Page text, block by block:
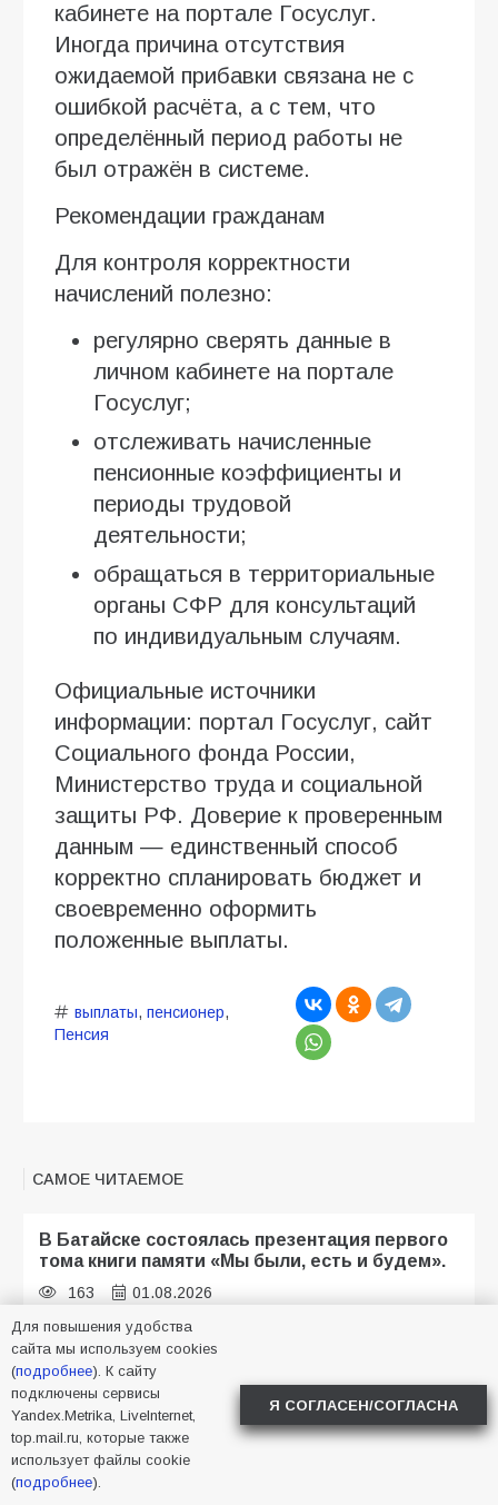
кабинете на портале Госуслуг.
Иногда причина отсутствия
ожидаемой прибавки связана не с
ошибкой расчёта, а с тем, что
определённый период работы не
был отражён в системе.
Рекомендации гражданам
Для контроля корректности
начислений полезно:
регулярно сверять данные в
личном кабинете на портале
Госуслуг;
отслеживать начисленные
пенсионные коэффициенты и
периоды трудовой
деятельности;
обращаться в территориальные
органы СФР для консультаций
по индивидуальным случаям.
Официальные источники
информации: портал Госуслуг, сайт
Социального фонда России,
Министерство труда и социальной
защиты РФ. Доверие к проверенным
данным — единственный способ
корректно спланировать бюджет и
своевременно оформить
положенные выплаты.
выплаты, пенсионер,
Пенсия
САМОЕ ЧИТАЕМОЕ
В Батайске состоялась презентация первого
тома книги памяти «Мы были, есть и будем».
163 01.08.2026
Батайчане привезли 20 наград с областных
соревнований
154 06.08.2026
Для повышения удобства
сайта мы используем cookies
(подробнее). К сайту
подключены сервисы
Yandex.Metrika, LiveInternet,
top.mail.ru, которые также
использует файлы cookie
(подробнее).
Я СОГЛАСЕН/СОГЛАСНА